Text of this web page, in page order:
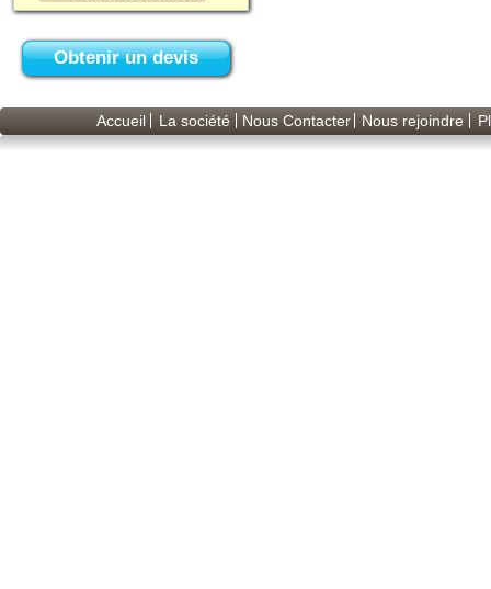
Obtenir un devis
Accueil La société Nous Contacter Nous rejoindre